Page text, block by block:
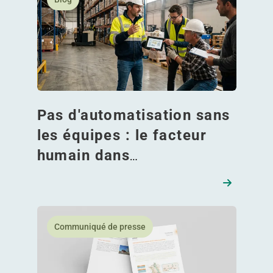
Pas d'automatisation sans
les équipes : le facteur
humain dans
Communiqué de presse
En savoir plus WDP développe sa plateforme